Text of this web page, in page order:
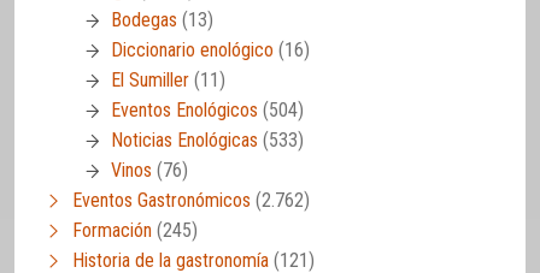
Bodegas (13)
Diccionario enológico (16)
El Sumiller (11)
Eventos Enológicos (504)
Noticias Enológicas (533)
Vinos (76)
Eventos Gastronómicos (2.762)
Formación (245)
Historia de la gastronomía (121)